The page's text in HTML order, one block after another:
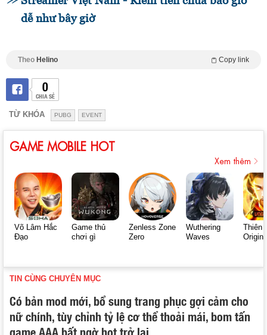
dễ như bây giờ
Theo Helino Copy link
0
CHIA SẺ
TỪ KHÓA PUBG EVENT
GAME MOBILE HOT
Xem thêm
Võ Lâm Hắc
Đạo
Game thủ
chơi gì
Zenless Zone
Zero
Wuthering
Waves
Thiên
Origin
TIN CÙNG CHUYÊN MỤC
Có bản mod mới, bổ sung trang phục gợi cảm cho
nữ chính, tùy chỉnh tỷ lệ cơ thể thoải mái, bom tấn
game AAA bất ngờ hot trở lại